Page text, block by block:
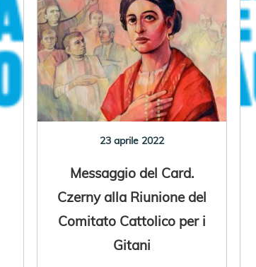
23 aprile 2022
Messaggio del Card.
Czerny alla Riunione del
Comitato Cattolico per i
Gitani